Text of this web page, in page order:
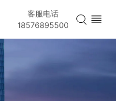
客服电话
18576895500